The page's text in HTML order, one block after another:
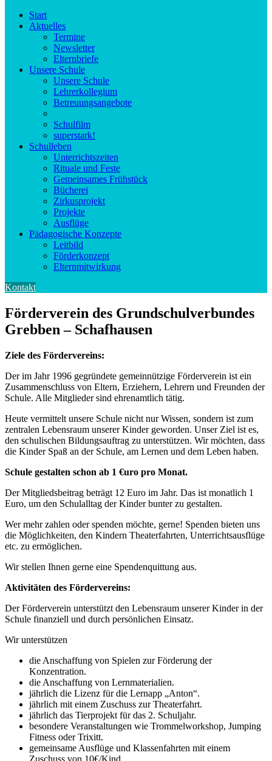
Start
Aktuelles
Termine
Newsletter
Elternbriefe
Unsere Schule
Unsere Schule
Lehrerkollegium
Betreuungsangebote
Schulfilm
superstark!
Schulleben
Unterrichtszeiten
Rituale und Feste
Gemeinsames Frühstück
Bücherei
Zirkusprojekt
Projekte
Ausflüge
Pädagogische Konzepte
Leitbild
Förderkonzept
Elternmitwirkung
Kontakt
Förderverein des Grundschulverbundes
Grebben – Schafhausen
Ziele des Fördervereins:
Der im Jahr 1996 gegründete gemeinnützige Förderverein ist ein
Zusammenschluss von Eltern, Erziehern, Lehrern und Freunden der
Schule. Alle Mitglieder sind ehrenamtlich tätig.
Heute vermittelt unsere Schule nicht nur Wissen, sondern ist zum
zentralen Lebensraum unserer Kinder geworden. Unser Ziel ist es,
den schulischen Bildungsauftrag zu unterstützen. Wir möchten, dass
die Kinder Spaß an der Schule, am Lernen und dem Leben haben.
Schule gestalten schon ab 1 €uro pro Monat.
Der Mitgliedsbeitrag beträgt 12 Euro im Jahr. Das ist monatlich 1
Euro, um den Schulalltag der Kinder bunter zu gestalten.
Wer mehr zahlen oder spenden möchte, gerne! Spenden bieten uns
die Möglichkeiten, den Kindern Theaterfahrten, Unterrichtsausflüge
etc. zu ermöglichen.
Wir stellen Ihnen gerne eine Spendenquittung aus.
Aktivitäten des Fördervereins:
Der Förderverein unterstützt den Lebensraum unserer Kinder in der
Schule finanziell und durch persönlichen Einsatz.
Wir unterstützen
die Anschaffung von Spielen zur Förderung der
Konzentration.
die Anschaffung von Lernmaterialien.
jährlich die Lizenz für die Lernapp „Anton“.
jährlich mit einem Zuschuss zur Theaterfahrt.
jährlich das Tierprojekt für das 2. Schuljahr.
besondere Veranstaltungen wie Trommelworkshop, Jumping
Fitness oder Trixitt.
gemeinsame Ausflüge und Klassenfahrten mit einem
Zuschuss von 10€/Kind.